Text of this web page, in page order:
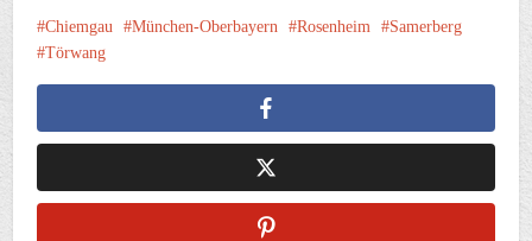
Chiemgau München-Oberbayern Rosenheim
Samerberg
Törwang